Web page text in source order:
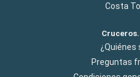
Costa
¿Quiénes
Preguntas